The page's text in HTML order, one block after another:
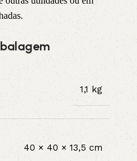
1,1 kg
40 × 40 × 13,5 cm